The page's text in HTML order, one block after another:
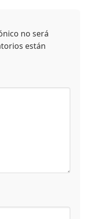
no será
están